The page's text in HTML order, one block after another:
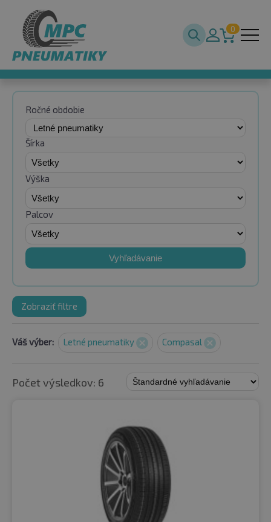
0
Ročné obdobie
Šírka
Výška
Palcov
Vyhľadávanie
Zobraziť filtre
Váš výber: Letné pneumatiky Compasal
Počet výsledkov: 6